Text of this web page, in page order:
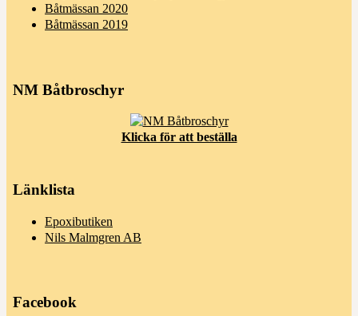
Båtmässan 2020
Båtmässan 2019
NM Båtbroschyr
Klicka för att beställa
Länklista
Epoxibutiken
Nils Malmgren AB
Facebook